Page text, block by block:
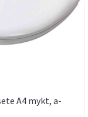
A4 mykt, a-